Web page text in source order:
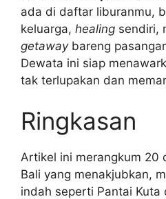
ada di daftar liburanmu,
keluarga, healing sendiri,
getawaybareng
Dewata ini siap
tak terlupakan dan
Ringkasan
Artikel ini merangkum 20
Bali yang menakjubkan,
indah seperti Pantai Kuta